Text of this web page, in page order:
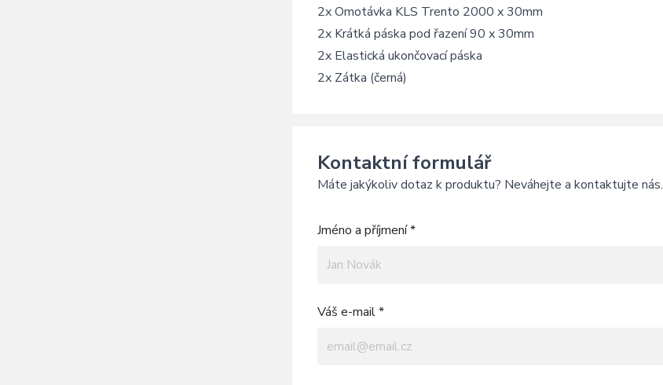
2x Omotávka KLS Trento 2000 x 30mm
2x Krátká páska pod řazení 90 x 30mm
2x Elastická ukončovací páska
2x Zátka (černá)
Kontaktní formulář
Máte jakýkoliv dotaz k produktu? Neváhejte a kontaktujte nás.
Jméno a příjmení *
Váš e-mail *